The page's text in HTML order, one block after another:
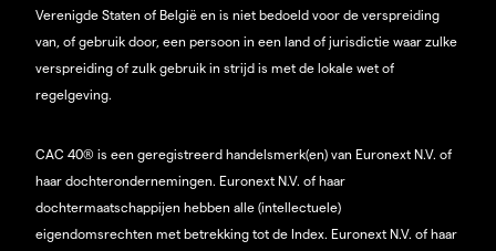
Verenigde Staten of België en is niet bedoeld voor de verspreiding
van, of gebruik door, een persoon in een land of jurisdictie waar zulke
verspreiding of zulk gebruik in strijd is met de lokale wet of
regelgeving.
CAC 40® is een geregistreerd handelsmerk(en) van Euronext N.V. of
haar dochterondernemingen. Euronext N.V. of haar
dochtermaatschappijen hebben alle (intellectuele)
eigendomsrechten met betrekking tot de Index. Euronext N.V. of haar